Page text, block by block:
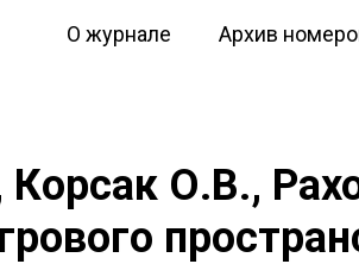
О журнале Архив
О.В.,